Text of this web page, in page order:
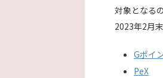
対象となる
2023年2月
Gポイ
PeX